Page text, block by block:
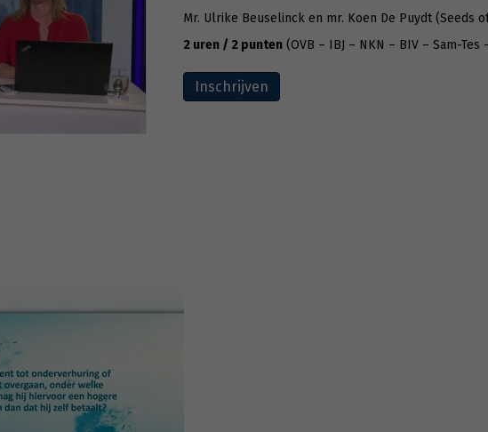
Mr. Ulrike Beuselinck en mr. Koen De Puydt (Seeds
2 uren / 2 punten(OVB – IBJ – NKN – BIV – Sam-Tes
Inschrijven